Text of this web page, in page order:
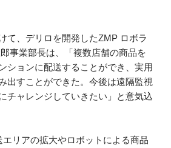
て、デリロを開発したZMP ロボラ
事業部長は、「複数店舗の商品を
ションに配送することができ、実用
出すことができた。今後は遠隔監視
チャレンジしていきたい」と意気込
リアの拡大やロボットによる商品